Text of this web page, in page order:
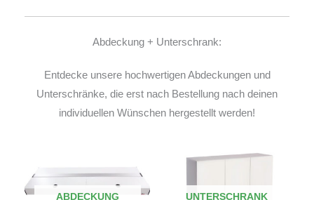
Abdeckung + Unterschrank:
Entdecke unsere hochwertigen Abdeckungen und
Unterschränke, die erst nach Bestellung nach deinen
individuellen Wünschen hergestellt werden!
ABDECKUNG UNTERSCHRANK